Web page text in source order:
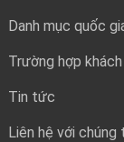
Danh mục quốc
Trường hợp khách
Tin tức
Liên hệ với chúng